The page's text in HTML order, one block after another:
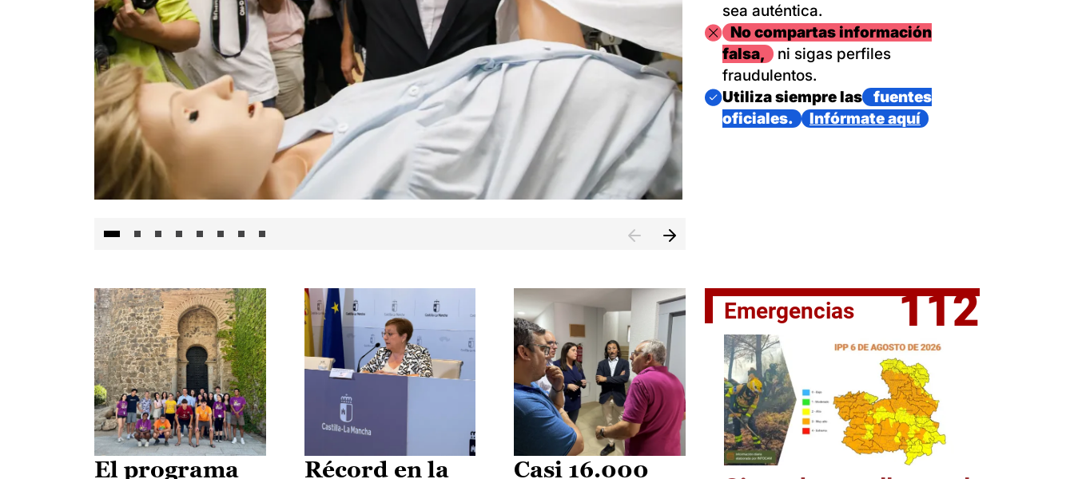
El jefe del Ejecutivo castellanomanchego, Emiliano García-
sea auténtica.
ImagenNo compartas información
falsa,
ni sigas perfiles
fraudulentos.
Imagen
Utiliza siempre las
fuentes
oficiales.
Infórmate aquí
El programa
Récord en la
Casi 16.000
Emergencias 112